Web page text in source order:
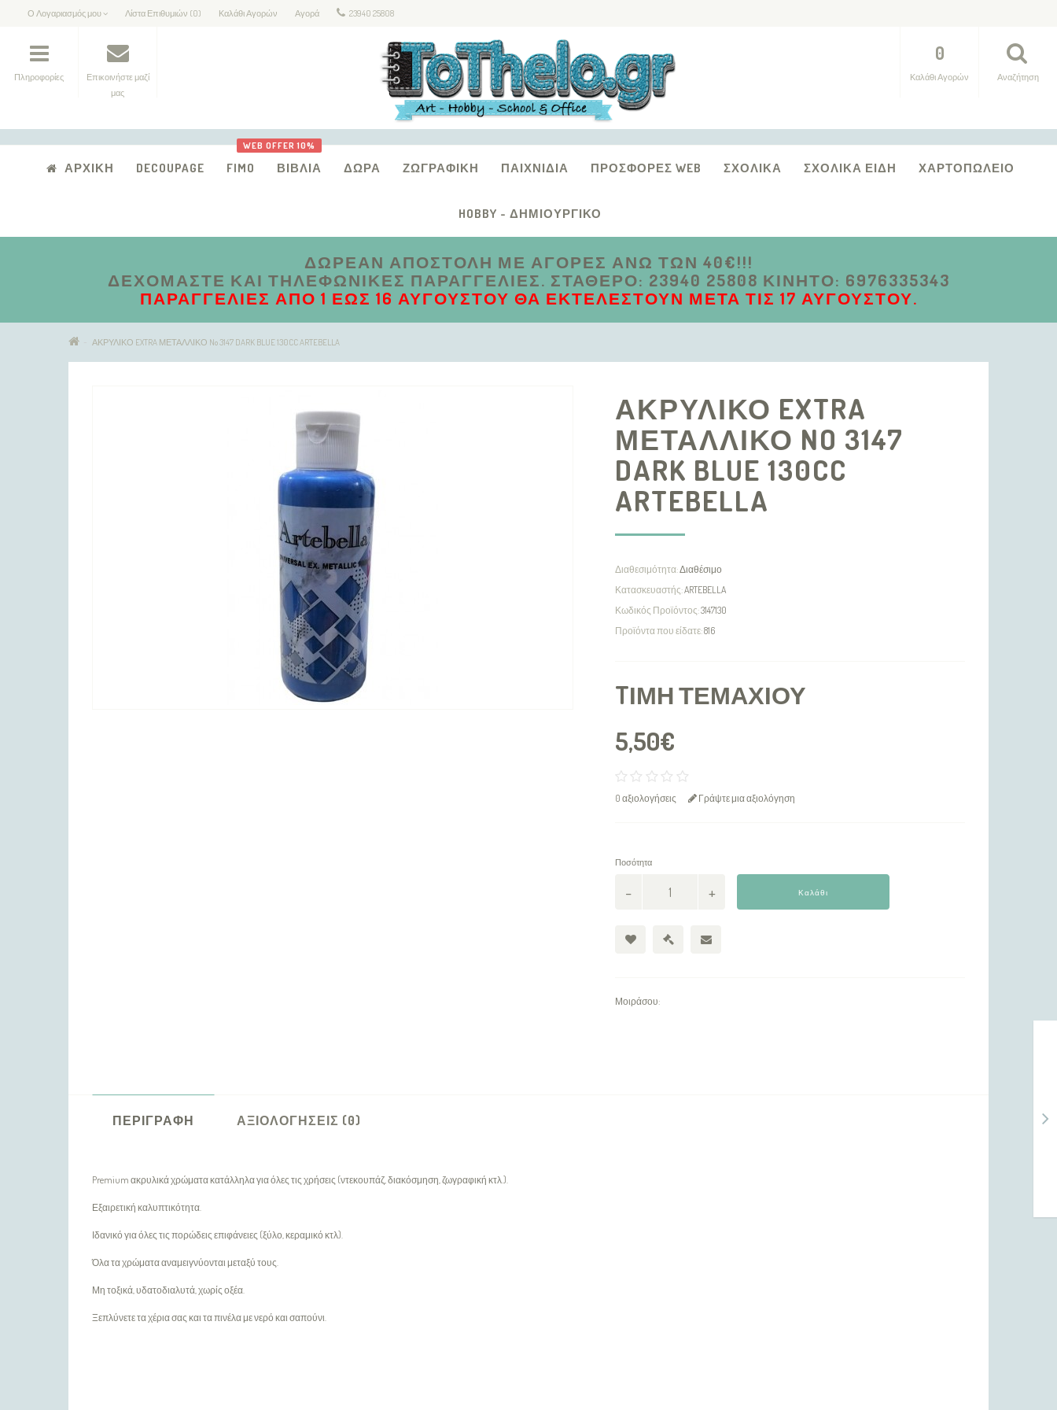
Ο Λογαριασμός μου Λίστα Επιθυμιών (0) Καλάθι Αγορών Αγορά 23940 25808
Πληροφορίες
Επικοινήστε μαζί
μας
Αναζήτηση
0
Καλάθι Αγορών
ΑΡΧΙΚΉ DECOUPAGE FIMO
WEB OFFER 10%
ΒΙΒΛΊΑ ΔΏΡΑ ΖΩΓΡΑΦΙΚΉ ΠΑΙΧΝΊΔΙΑ ΠΡΟΣΦΟΡΈΣ WEB ΣΧΟΛΙΚΆ ΣΧΟΛΙΚΆ ΕΊΔΗ ΧΑΡΤΟΠΩΛΕΊΟ
HOBBY - ΔΗΜΙΟΥΡΓΙΚΌ
ΔΩΡΕΑΝ ΑΠΟΣΤΟΛΗ ΜΕ ΑΓΟΡΕΣ ΑΝΩ ΤΩΝ 40€!!!
ΔΕΧΌΜΑΣΤΕ ΚΑΙ ΤΗΛΕΦΩΝΙΚΈΣ ΠΑΡΑΓΓΕΛΊΕΣ. ΣΤΑΘΕΡΌ: 23940 25808 ΚΙΝΗΤΌ: 6976335343
ΠΑΡΑΓΓΕΛΊΕΣ ΑΠΟ 1 ΈΩΣ 16 ΑΥΓΟΎΣΤΟΥ ΘΑ ΕΚΤΕΛΕΣΤΟΎΝ ΜΕΤΆ ΤΙΣ 17 ΑΥΓΟΎΣΤΟΥ.
ΑΚΡΥΛΙΚΟ EXTRA ΜΕΤΑΛΛΙΚΟ No 3147 DARK BLUE 130CC ARTEBELLA
ΑΚΡΥΛΙΚΟ EXTRA
ΜΕΤΑΛΛΙΚΟ NO 3147
DARK BLUE 130CC
ARTEBELLA
Διαθεσιμότητα:Διαθέσιμο
Κατασκευαστής:ARTEBELLA
Κωδικός Προϊόντος:3147130
Προϊόντα που είδατε:816
TΙΜΉ ΤΕΜΑΧΊΟΥ
5,50€
0 αξιολογήσεις Γράψτε μια αξιολόγηση
Ποσότητα
Καλάθι
Μοιράσου:
ΠΕΡΙΓΡΑΦΉ ΑΞΙΟΛΟΓΉΣΕΙΣ (0)
Premium ακρυλικά χρώματα κατάλληλα για όλες τις χρήσεις (ντεκουπάζ, διακόσμηση, ζωγραφική κτλ.).
Εξαιρετική καλυπτικότητα.
Ιδανικό για όλες τις πορώδεις επιφάνειες (ξύλο, κεραμικό κτλ).
Όλα τα χρώματα αναμειγνύονται μεταξύ τους.
Μη τοξικά, υδατοδιαλυτά, χωρίς οξέα.
Ξεπλύνετε τα χέρια σας και τα πινέλα με νερό και σαπούνι.